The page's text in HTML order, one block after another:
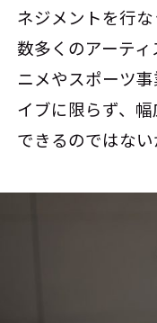
ネジメントを行な
数多くのアーテ
ニメやスポーツ
イブに限らず、
できるのではない